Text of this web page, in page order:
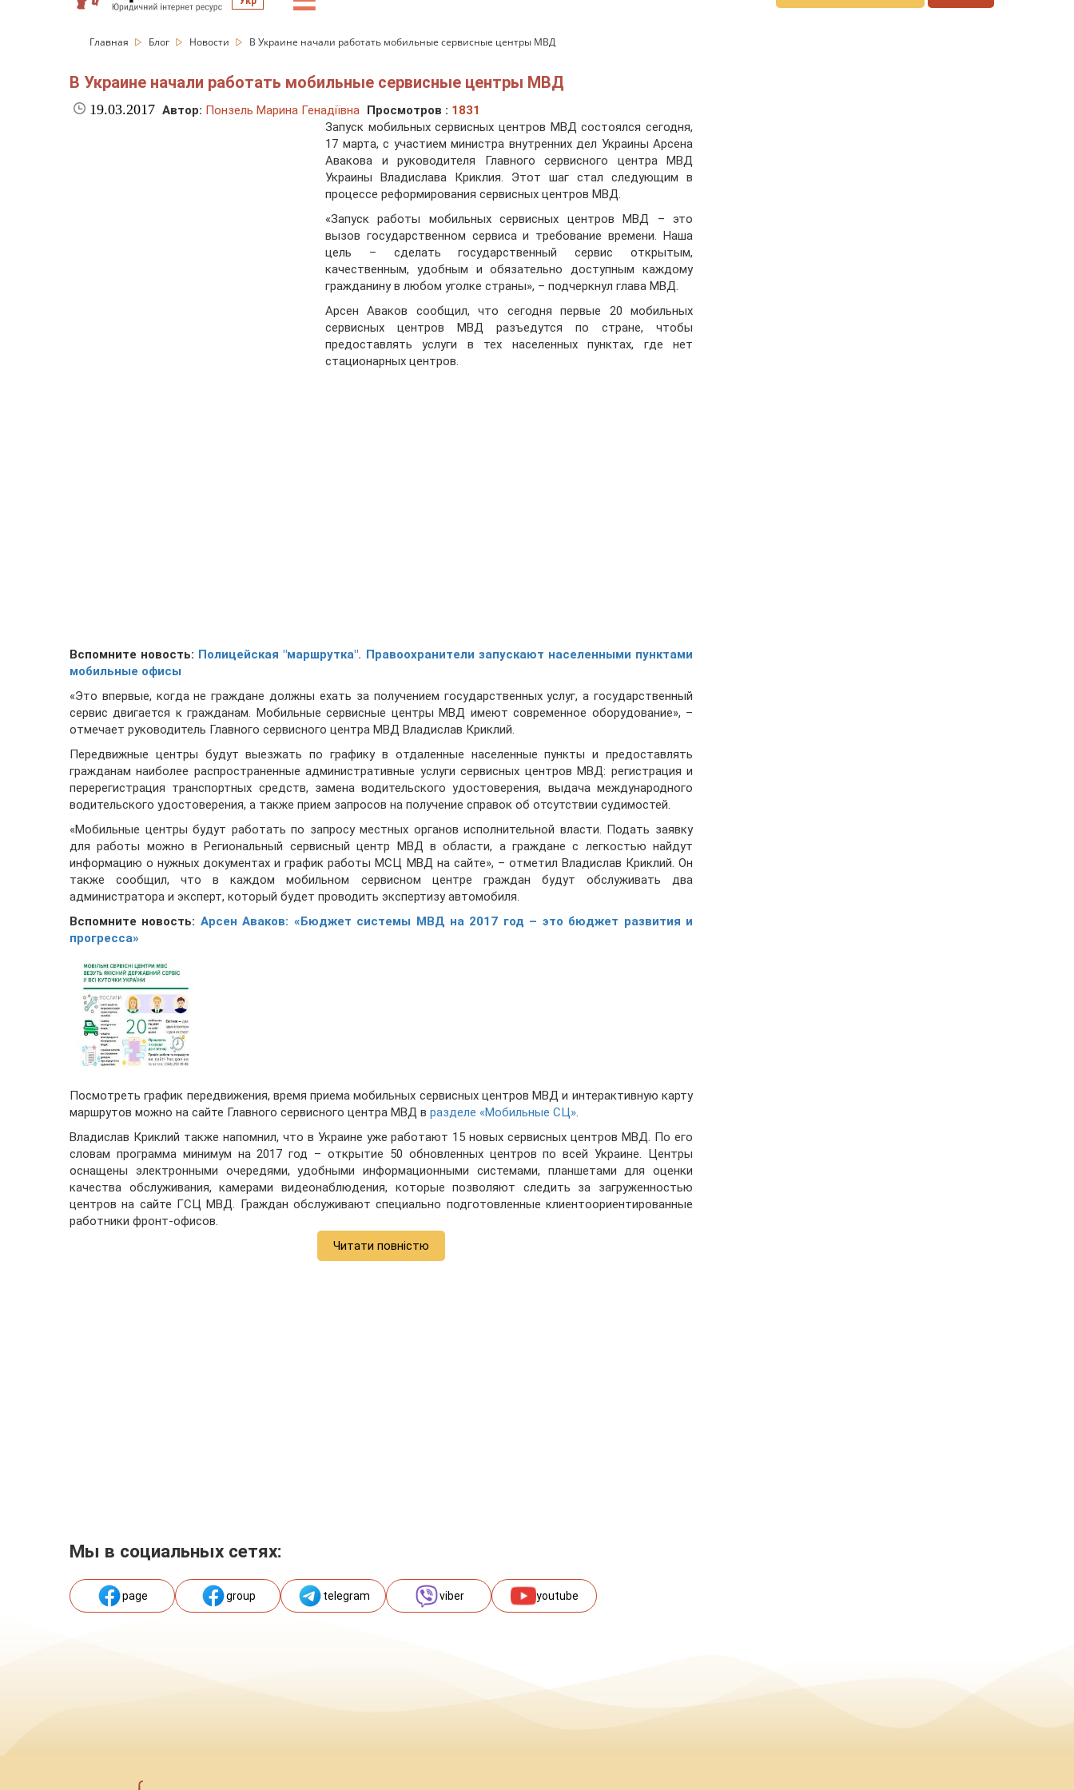
Главная Блог Новости В Украине начали работать мобильные сервисные центры МВД
В Украине начали работать мобильные сервисные центры МВД
19.03.2017 Автор: Понзель Марина Генадіївна Просмотров : 1831
Запуск мобильных сервисных центров МВД состоялся сегодня,
17 марта, с участием министра внутренних дел Украины Арсена
Авакова и руководителя Главного сервисного центра МВД
Украины Владислава Криклия. Этот шаг стал следующим в
процессе реформирования сервисных центров МВД.
«Запуск работы мобильных сервисных центров МВД – это
вызов государственном сервиса и требование времени. Наша
цель – сделать государственный сервис открытым,
качественным, удобным и обязательно доступным каждому
гражданину в любом уголке страны», – подчеркнул глава МВД.
Арсен Аваков сообщил, что сегодня первые 20 мобильных
сервисных центров МВД разъедутся по стране, чтобы
предоставлять услуги в тех населенных пунктах, где нет
стационарных центров.
Вспомните новость: Полицейская "маршрутка". Правоохранители запускают населенными пунктами
мобильные офисы
«Это впервые, когда не граждане должны ехать за получением государственных услуг, а государственный
сервис двигается к гражданам. Мобильные сервисные центры МВД имеют современное оборудование», –
отмечает руководитель Главного сервисного центра МВД Владислав Криклий.
Передвижные центры будут выезжать по графику в отдаленные населенные пункты и предоставлять
гражданам наиболее распространенные административные услуги сервисных центров МВД: регистрация и
перерегистрация транспортных средств, замена водительского удостоверения, выдача международного
водительского удостоверения, а также прием запросов на получение справок об отсутствии судимостей.
«Мобильные центры будут работать по запросу местных органов исполнительной власти. Подать заявку
для работы можно в Региональный сервисный центр МВД в области, а граждане с легкостью найдут
информацию о нужных документах и график работы МСЦ МВД на сайте», – отметил Владислав Криклий. Он
также сообщил, что в каждом мобильном сервисном центре граждан будут обслуживать два
администратора и эксперт, который будет проводить экспертизу автомобиля.
Вспомните новость: Арсен Аваков: «Бюджет системы МВД на 2017 год – это бюджет развития и
прогресса»
Посмотреть график передвижения, время приема мобильных сервисных центров МВД и интерактивную карту
маршрутов можно на сайте Главного сервисного центра МВД в разделе «Мобильные СЦ».
Владислав Криклий также напомнил, что в Украине уже работают 15 новых сервисных центров МВД. По его
словам программа минимум на 2017 год – открытие 50 обновленных центров по всей Украине. Центры
оснащены электронными очередями, удобными информационными системами, планшетами для оценки
качества обслуживания, камерами видеонаблюдения, которые позволяют следить за загруженностью
центров на сайте ГСЦ МВД. Граждан обслуживают специально подготовленные клиентоориентированные
работники фронт-офисов.
Читати повністю
Мы в социальных сетях:
page group telegram viber youtube